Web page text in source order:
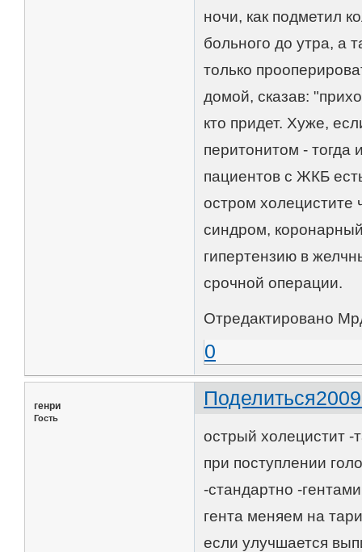
ночи, как подметил
больного до утра, а
только
домой, сказав:
кто придет. Хуже,
перитонитом - тогда
пациентов с ЖКБ
остром холецистите
синдром,
гипертензию в
срочной операции.
Отредактировано
0
Поделиться
генри
Гость
острый холецистит -
при поступлении
-стандартно -
гента меняем на
если улучшается